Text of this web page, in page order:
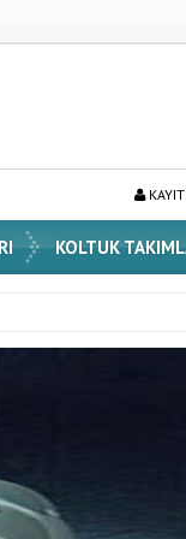
ve Dekorasyon Fikirleri
KOLTUK